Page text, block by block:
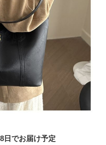
日でお届け予定